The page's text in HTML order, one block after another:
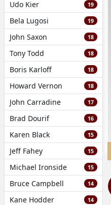
Udo Kier 19
Bela Lugosi 19
John Saxon 18
Tony Todd 18
Boris Karloff 18
Howard Vernon 18
John Carradine 17
Brad Dourif 16
Karen Black 15
Jeff Fahey 15
Michael Ironside 15
Bruce Campbell 14
Kane Hodder 14